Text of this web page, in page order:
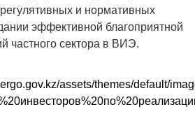
и нормативных
эффективной благоприятной
частного сектора в ВИЭ.
assets/themes/default/